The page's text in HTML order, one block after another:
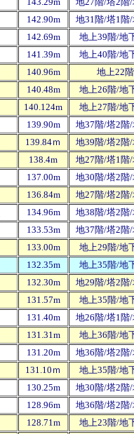
142.90m
地31階/塔1階
142.69m
地上39階/地
141.39m
地上40階/地
140.96m
地上22階
140.48m
地上26階/地
140.124m
地上27階/地
139.90m
地37階/塔2階
139.84ｍ
地39階/塔2階
138.4m
地27階/塔1階
137.00m
地30階/塔2階
136.84m
地27階/塔2階
134.96m
地38階/塔2階
133.53m
地37階/塔2階
133.00m
地上29階/地
132.35m
地上35階/地
132.30m
地29階/塔2階
131.57m
地上35階/地
131.40m
地26階/塔1階
131.31m
地上36階/地
131.20m
地36階/塔2階
131.10ｍ
地上35階/地
130.25m
地30階/塔2階
128.96m
地36階/塔2階
128.71m
地上23階/地